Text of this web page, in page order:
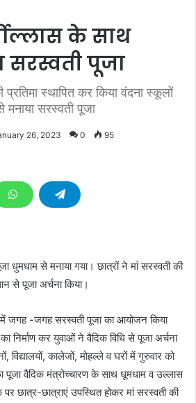
के साथ
सरस्वती पूजा
प्रतिमा स्थापित कर किया वंदना स्कूलों
मनाया सरस्वती पूजा
26, 2023 0 95
धुमधाम से मनाया गया। छात्रों ने मां सरस्वती की
से पूजा अर्चना किया।
जगह -जगह सरस्वती पूजा का आयोजन किया
निर्माण कर युवाओं ने वैदिक विधि से पूजा अर्चना
विद्यालयों, कालेजों, मोहल्ले व घरों में गुरुवार को
का पूजा वैदिक मंत्रोच्चारण के साथ धूमधाम व उल्लास
छात्र-छात्राएं उपस्थित होकर मां सरस्वती की